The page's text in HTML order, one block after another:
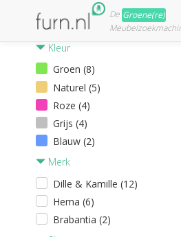
De Groene(re)
Kleur
Groen (8)
Naturel (5)
Roze (4)
Grijs (4)
Blauw (2)
Merk
Dille & Kamille (12)
Hema (6)
Brabantia (2)